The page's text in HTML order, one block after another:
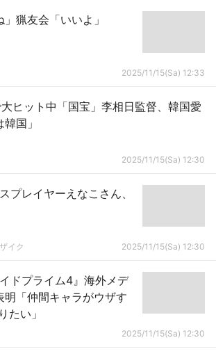
猟友会「いいよ」
2025/11/15(Sa) 12:33
大ヒット中「国宝」李相日監督、韓国愛
国」
2025/11/15(Sa) 12:30
プレイヤーえなこさん、
イク 2025/11/15(Sa) 12:30
ドプライム4』海外メデ
明「仲間キャラがウザす
い」
2025/11/15(Sa) 12:30